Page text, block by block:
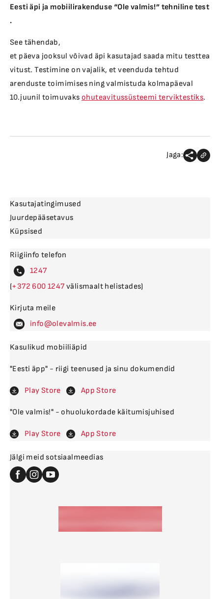
Eesti äpi ja mobiilirakenduse “Ole valmis!” tehniline test
.
See tähendab,
et päeva jooksul võivad äpi kasutajad saada mitu testtea
vitust. Testimine on vajalik, et veenduda tehtud
arenduste toimimises ning valmistuda kolmapäeval
10.juunil toimuvaks ohuteavitussüsteemi terviktestiks.
Jaga:
Kasutajatingimused
Juurdepääsetavus
Küpsised
Riigiinfo telefon
4
(
600 välismaalt helistades)
Kirjuta meile
levalm
Kasulikud mobiiliäpid
"Eesti äpp" - riigi teenused ja sinu dokumendid
Play Store App Store
"Ole valmis!" - ohuolukordade käitumisjuhised
Play Store App Store
Jälgi meid sotsiaalmeedias